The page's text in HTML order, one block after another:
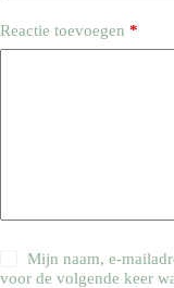
Reactie toevoegen *
Mijn naam, e-
voor de volgende keer